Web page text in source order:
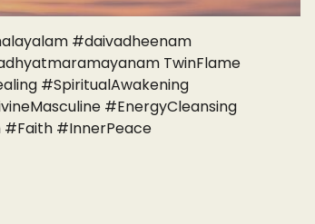
#daivadheenam
TwinFlame
#SpiritualAwakening
#EnergyCleansing
#Faith #InnerPeace